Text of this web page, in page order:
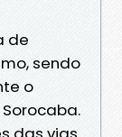
de
sendo
o